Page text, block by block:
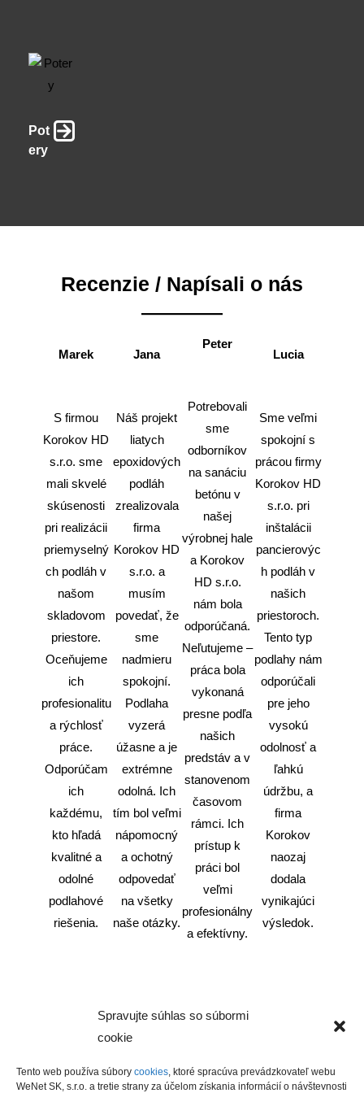
Pot
ery
Recenzie / Napísali o nás
Marek
S firmou
Korokov HD
s.r.o. sme
mali skvelé
skúsenosti
pri realizácii
priemyselný
ch podláh v
našom
skladovom
priestore.
Oceňujeme
ich
profesionalitu
a rýchlosť
práce.
Odporúčam
ich
každému,
kto hľadá
kvalitné a
odolné
podlahové
riešenia.
Jana
Náš projekt
liatych
epoxidových
podláh
zrealizovala
firma
Korokov HD
s.r.o. a
musím
povedať, že
sme
nadmieru
spokojní.
Podlaha
vyzerá
úžasne a je
extrémne
odolná. Ich
tím bol veľmi
nápomocný
a ochotný
odpovedať
na všetky
naše otázky.
Peter
Potrebovali
sme
odborníkov
na sanáciu
betónu v
našej
výrobnej hale
a Korokov
HD s.r.o.
nám bola
odporúčaná.
Neľutujeme –
práca bola
vykonaná
presne podľa
našich
predstáv a v
stanovenom
časovom
rámci. Ich
prístup k
práci bol
veľmi
profesionálny
a efektívny.
Lucia
Sme veľmi
spokojní s
prácou firmy
Korokov HD
s.r.o. pri
inštalácii
pancierovýc
h podláh v
našich
priestoroch.
Tento typ
podlahy nám
odporúčali
pre jeho
vysokú
odolnosť a
ľahkú
údržbu, a
firma
Korokov
naozaj
dodala
vynikajúci
výsledok.
Korokov HD s.r.o.
Spravujte súhlas so súbormi
cookie
Tento web používa súbory cookies, ktoré spracúva prevádzkovateľ webu
WeNet SK, s.r.o. a tretie strany za účelom získania informácií o návštevnosti